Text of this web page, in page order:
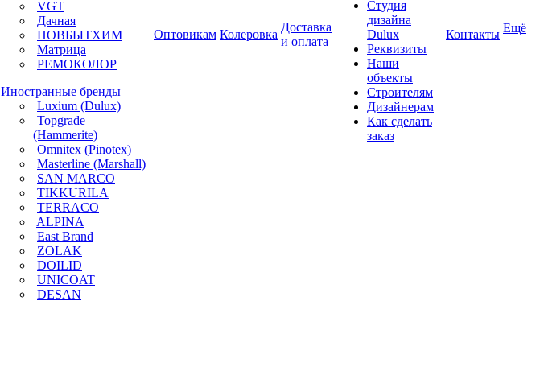
VGT
Дачная
НОВБЫТХИМ
Матрица
РЕМОКОЛОР
Иностранные бренды
Luxium (Dulux)
Topgrade
(Hammerite)
Omnitex (Pinotex)
Masterline (Marshall)
SAN MARCO
TIKKURILA
TERRACO
ALPINA
East Brand
ZOLAK
DOILID
UNICOAT
DESAN
Оптовикам Колеровка
Доставка
и оплата
Студия
дизайна
Dulux
Реквизиты
Наши
объекты
Строителям
Дизайнерам
Как сделать
заказ
Контакты Ещё